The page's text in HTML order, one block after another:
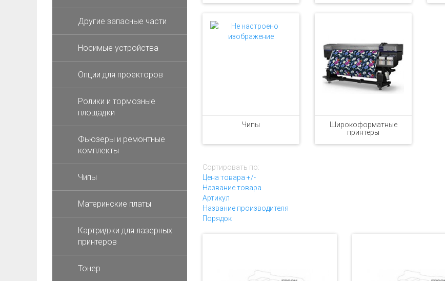
Чипы
Широкоформатные
принтеры
Сортировать по:
Цена товара +/-
Название товара
Артикул
Название производителя
Порядок
Другие запасные части
Носимые устройства
Опции для проекторов
Ролики и тормозные
площадки
Фьюзеры и ремонтные
комплекты
Чипы
Материнские платы
Картриджи для лазерных
принтеров
Тонер